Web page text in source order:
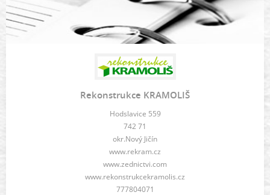
Rekonstrukce KRAMOLIŠ
Hodslavice 559
742 71
okr.Nový Jičín
www.rekram.cz
www.zednictvi.com
www.rekonstrukcekramolis.cz
777804071